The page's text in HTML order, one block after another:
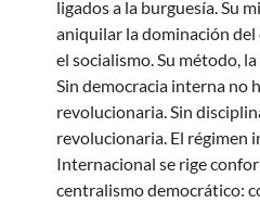
ligados a la burguesía. Su
aniquilar la dominación
el socialismo. Su método,
Sin democracia interna no
revolucionaria. Sin
revolucionaria. El régimen
Internacional se rige
centralismo democrático: